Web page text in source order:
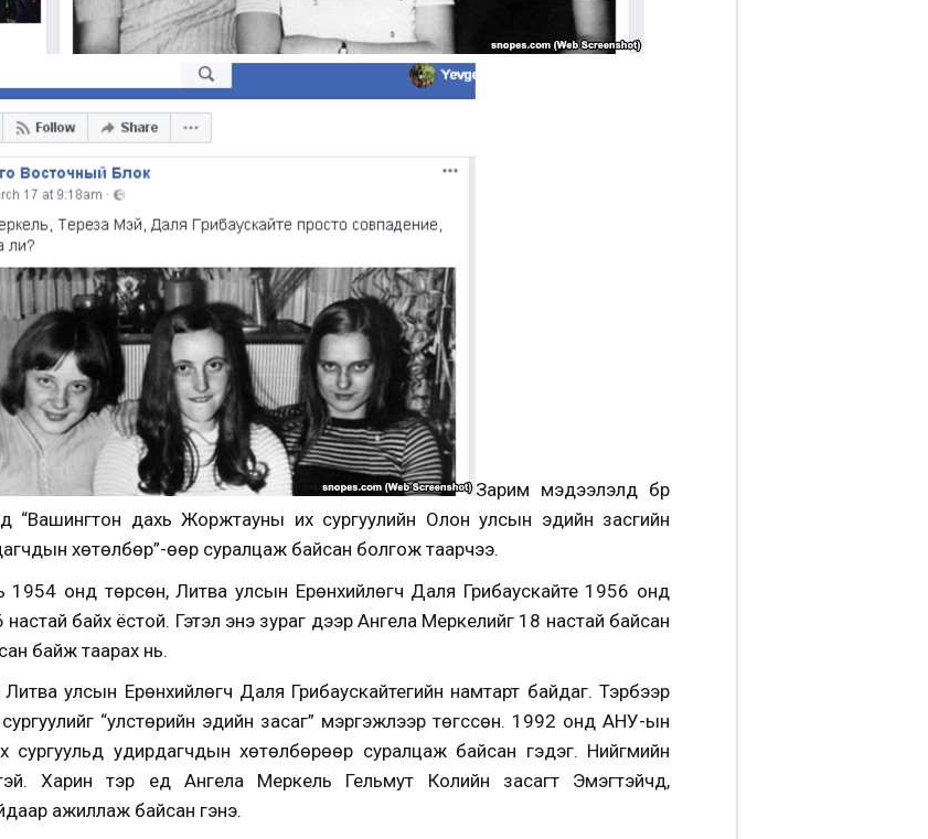
Зарим мэдээлэлд бүр
“Вашингтон дахь Жоржтауны их сургуулийн Олон улсын эдийн засгийн
хөтөлбөр”-өөр суралцаж байсан болгож таарчээ.
1954 онд төрсөн, Литва улсын Ерөнхийлөгч Даля Грибаускайте 1956 онд
байх ёстой. Гэтэл энэ зураг дээр Ангела Меркелийг 18 настай байсан
байж таарах нь.
улсын Ерөнхийлөгч Даля Грибаускайтегийн намтарт байдаг. Тэрбээр
“улстөрийн эдийн засаг” мэргэжлээр төгссөн. 1992 онд АНУ-ын
удирдагчдын хөтөлбөрөөр суралцаж байсан гэдэг. Нийгмийн
Харин тэр үед Ангела Меркель Гельмут Колийн засагт Эмэгтэйчүүд,
ажиллаж байсан гэнэ.